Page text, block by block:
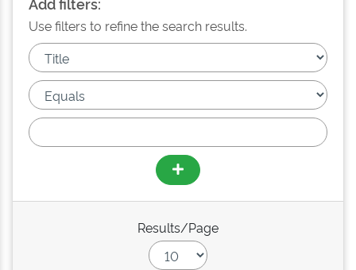
Use filters to refine the search results.
Results/Page